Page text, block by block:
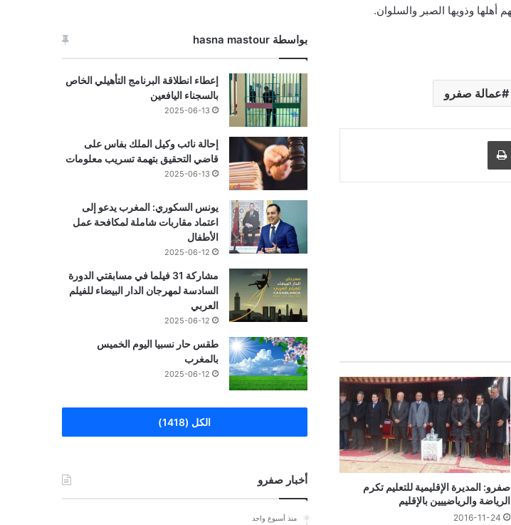
أهلها وذويها الصبر والسلوان.
عمالة صفرو
البريد طباعة
صفرو: المديرة الإقليمية للتعليم تكرم
الرياضة والرياضييين بالإقليم
2016-11-24
بواسطة hasna mastour
إعطاء انطلاقة البرنامج التأهيلي الخاص
بالسجناء اليافعين
2025-06-13
إحالة نائب وكيل الملك بفاس على
قاضي التحقيق بتهمة تسريب معلومات
2025-06-13
يونس السكوري: المغرب يدعو إلى
اعتماد مقاربات شاملة لمكافحة عمل
الأطفال
2025-06-12
مشاركة 31 فيلما في مسابقتي الدورة
السادسة لمهرجان الدار البيضاء للفيلم
العربي
2025-06-12
طقس حار نسبيا اليوم الخميس
بالمغرب
2025-06-12
الكل (1418)
أخبار صفرو
منذ أسبوع واحد